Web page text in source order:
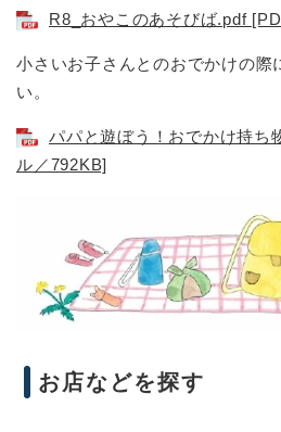
R8_おやこのあそびば.pdf
小さいお子さんとのおでかけの際
い。
パパと遊ぼう！おでかけ持ち
ル／792KB]
お店などを探す